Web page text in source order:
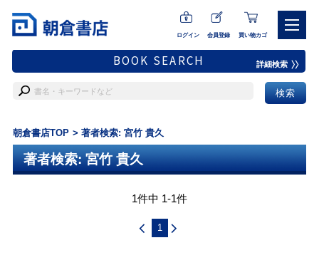
ログイン 会員登録 買い物カゴ
BOOK SEARCH 詳細検索
朝倉書店TOP 著者検索: 宮竹 貴久
著者検索: 宮竹 貴久
1件中 1-1件
1